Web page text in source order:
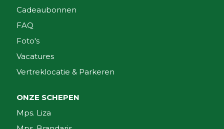
Cadeaubonnen
FAQ
Foto's
Vacatures
Vertreklocatie & Parkeren
ONZE SCHEPEN
Mps. Liza